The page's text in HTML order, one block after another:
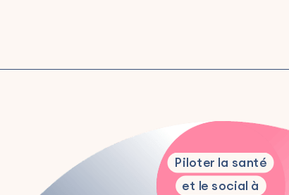
Piloter la santé
et le social à